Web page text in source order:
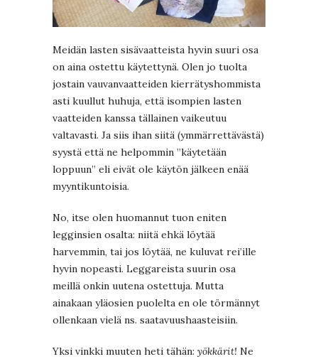
Meidän lasten sisävaatteista hyvin suuri osa
on aina ostettu käytettynä. Olen jo tuolta
jostain vauvanvaatteiden kierrätyshommista
asti kuullut huhuja, että isompien lasten
vaatteiden kanssa tällainen vaikeutuu
valtavasti. Ja siis ihan siitä (ymmärrettävästä)
syystä että ne helpommin ”käytetään
loppuun” eli eivät ole käytön jälkeen enää
myyntikuntoisia.
No, itse olen huomannut tuon eniten
legginsien osalta: niitä ehkä löytää
harvemmin, tai jos löytää, ne kuluvat rei’ille
hyvin nopeasti. Leggareista suurin osa
meillä onkin uutena ostettuja. Mutta
ainakaan yläosien puolelta en ole törmännyt
ollenkaan vielä ns. saatavuushaasteisiin.
Yksi vinkki muuten heti tähän: yökkärit! Ne